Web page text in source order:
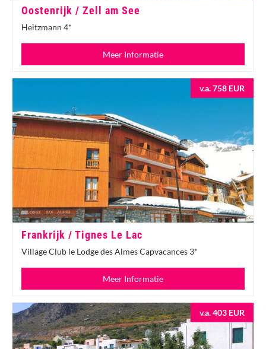
Oostenrijk / Zell am See
Heitzmann 4*
Meer Informatie
v.a. 758 EUR
Frankrijk / Tignes Le Lac
Village Club le Lodge des Almes Capvacances 3*
Meer Informatie
v.a. 403 EUR